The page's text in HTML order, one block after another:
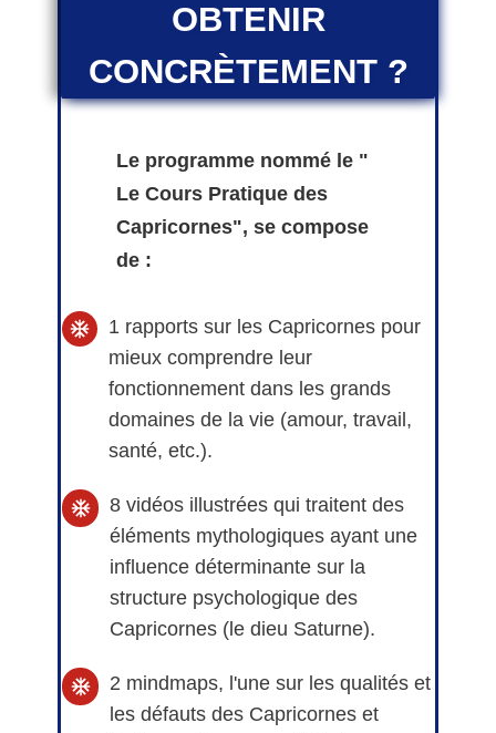
OBTENIR
CONCRÈTEMENT ?
Le programme nommé le "
Le Cours Pratique des
Capricornes", se compose
de :
1 rapports sur les Capricornes pour
mieux comprendre leur
fonctionnement dans les grands
domaines de la vie (amour, travail,
santé, etc.).
8 vidéos illustrées qui traitent des
éléments mythologiques ayant une
influence déterminante sur la
structure psychologique des
Capricornes (le dieu Saturne).
2 mindmaps, l'une sur les qualités et
les défauts des Capricornes et